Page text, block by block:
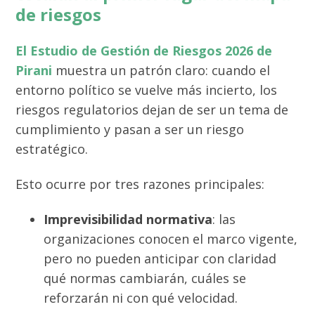
de riesgos
El Estudio de Gestión de Riesgos 2026 de
Pirani muestra un patrón claro: cuando el
entorno político se vuelve más incierto, los
riesgos regulatorios dejan de ser un tema de
cumplimiento y pasan a ser un riesgo
estratégico.
Esto ocurre por tres razones principales:
Imprevisibilidad normativa: las
organizaciones conocen el marco vigente,
pero no pueden anticipar con claridad
qué normas cambiarán, cuáles se
reforzarán ni con qué velocidad.